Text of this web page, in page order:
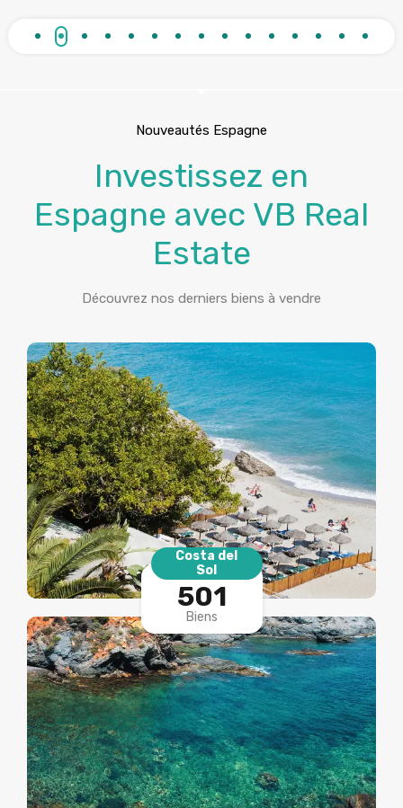
Nouveautés Espagne
Investissez en
Espagne avec VB Real
Estate
Découvrez nos derniers biens à vendre
Costa del
Sol
501
Biens